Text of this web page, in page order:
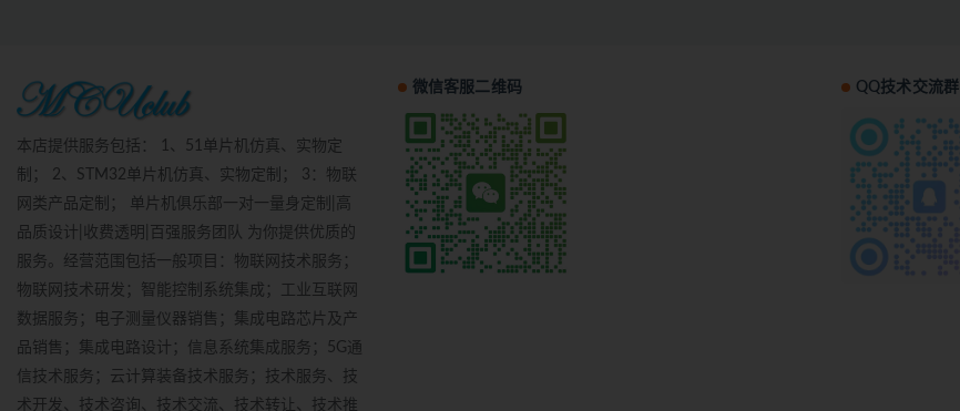
本店提供服务包括： 1、51单片机仿真、实物定
制； 2、STM32单片机仿真、实物定制； 3：物联
网类产品定制； 单片机俱乐部一对一量身定制|高
品质设计|收费透明|百强服务团队 为你提供优质的
服务。经营范围包括一般项目：物联网技术服务；
物联网技术研发；智能控制系统集成；工业互联网
数据服务；电子测量仪器销售；集成电路芯片及产
品销售；集成电路设计；信息系统集成服务；5G通
信技术服务；云计算装备技术服务；技术服务、技
术开发、技术咨询、技术交流、技术转让、技术推
微信客服二维码 QQ技术交流群